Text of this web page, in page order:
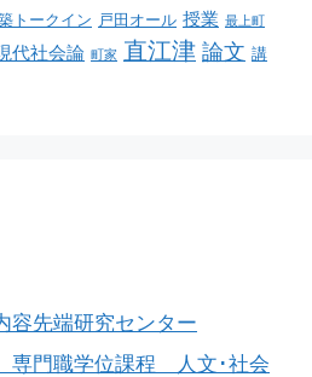
トークイン 戸田オール 授業 最上町
代社会論 町家 直江津 論文 講
先端研究センター
専門職学位課程 人文･社会